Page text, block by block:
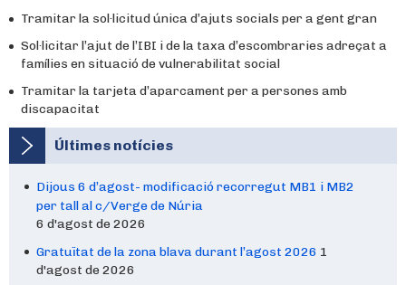
Tramitar la sol·licitud única d’ajuts socials per a gent gran
Sol·licitar l’ajut de l’IBI i de la taxa d’escombraries adreçat a
famílies en situació de vulnerabilitat social
Tramitar la tarjeta d’aparcament per a persones amb
discapacitat
Últimes notícies
Dijous 6 d’agost- modificació recorregut MB1 i MB2
per tall al c/Verge de Núria
6 d'agost de 2026
Gratuïtat de la zona blava durant l’agost 2026 1
d'agost de 2026